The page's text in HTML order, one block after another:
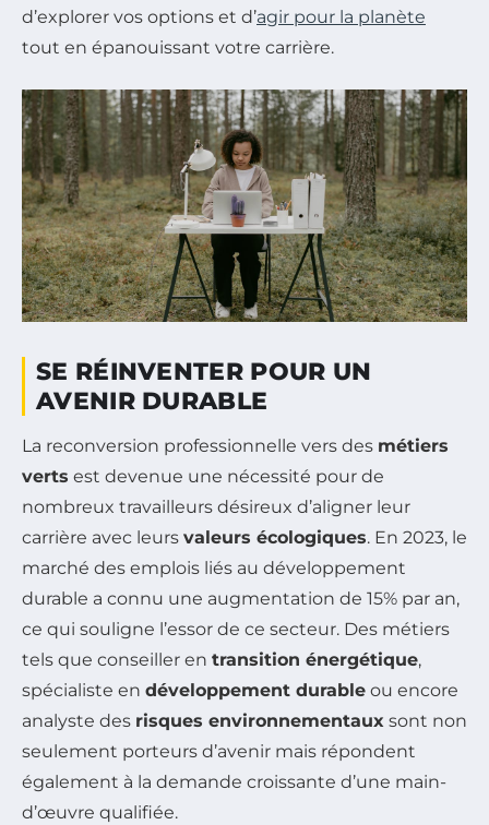
d’explorer vos options et d’agir pour la planète
tout en épanouissant votre carrière.
SE RÉINVENTER POUR UN
AVENIR DURABLE
La reconversion professionnelle vers des métiers
verts est devenue une nécessité pour de
nombreux travailleurs désireux d’aligner leur
carrière avec leurs valeurs écologiques. En 2023, le
marché des emplois liés au développement
durable a connu une augmentation de 15% par an,
ce qui souligne l’essor de ce secteur. Des métiers
tels que conseiller en transition énergétique,
spécialiste en développement durable ou encore
analyste des risques environnementaux sont non
seulement porteurs d’avenir mais répondent
également à la demande croissante d’une main-
d’œuvre qualifiée.